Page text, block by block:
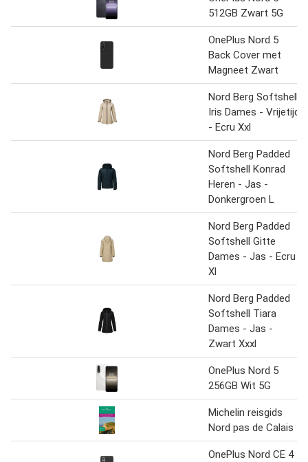
512GB Zwart 5G
OnePlus Nord 5
Back Cover met
Magneet Zwart
Nord Berg Softshell
Iris Dames - Vrijetijd
- Ecru Xxl
Nord Berg Padded
Softshell Konrad
Heren - Jas -
Donkergroen L
Nord Berg Padded
Softshell Gitte
Dames - Jas - Ecru
Xl
Nord Berg Padded
Softshell Tiara
Dames - Jas -
Zwart Xxxl
OnePlus Nord 5
256GB Wit 5G
Michelin reisgids
Nord pas de Calais
OnePlus Nord CE 4